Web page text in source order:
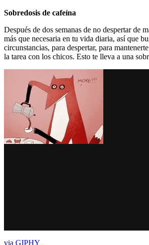
Sobredosis de cafeína
Después de dos semanas de no despertar de
más que necesaria en tu vida diaria, así que
circunstancias, para despertar, para
la tarea con los chicos. Esto te lleva a una
via GIPHY